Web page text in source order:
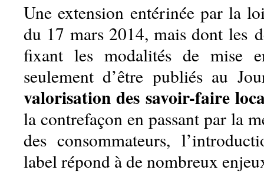
Une extension entérinée par la
du 17 mars 2014, mais dont les
fixant les modalités de mise
seulement d’être publiés au
valorisation des savoir-faire
la contrefaçon en passant par la
des consommateurs,
label répond à de nombreux